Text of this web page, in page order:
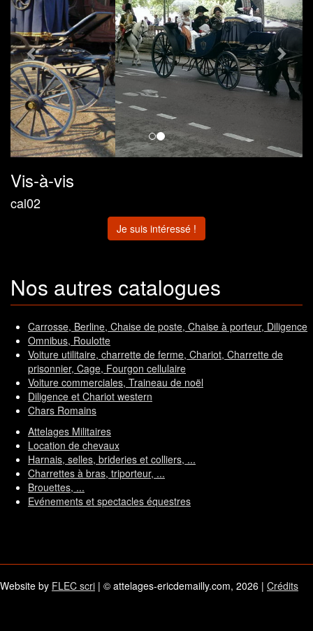
Vis-à-vis
cal02
Je suis intéressé !
Nos autres catalogues
Carrosse, Berline, Chaise de poste, Chaise à porteur, Diligence
Omnibus, Roulotte
Voiture utilitaire, charrette de ferme, Chariot, Charrette de
prisonnier, Cage, Fourgon cellulaire
Voiture commerciales, Traineau de noël
Diligence et Chariot western
Chars Romains
Attelages Militaires
Location de chevaux
Harnais, selles, brideries et colliers, ...
Charrettes à bras, triporteur, ...
Brouettes, ...
Evénements et spectacles équestres
Website by FLEC scri | © attelages-ericdemailly.com, 2026 | Crédits